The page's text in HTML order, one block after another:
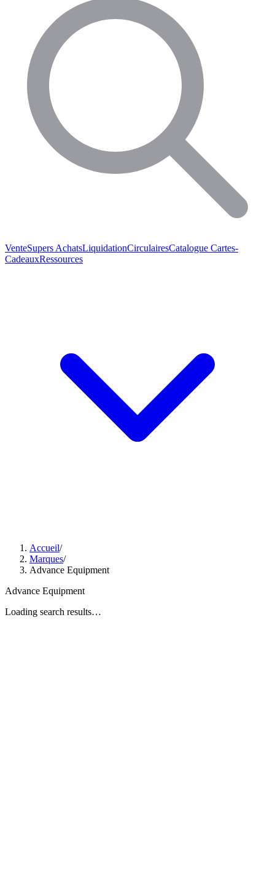
VenteSupers AchatsLiquidationCirculairesCatalogue Cartes-
CadeauxRessources
Accueil/
Marques/
Advance Equipment
Advance Equipment
Loading search results…